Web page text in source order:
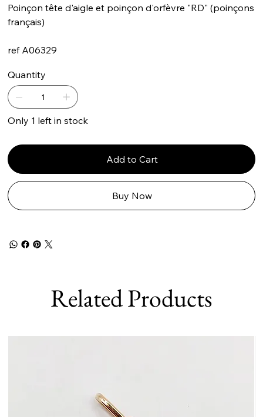
Poinçon tête d'aigle et poinçon d'orfèvre "RD" (poinçons
français)
ref A06329
Quantity
Only 1 left in stock
Add to Cart
Buy Now
Related Products